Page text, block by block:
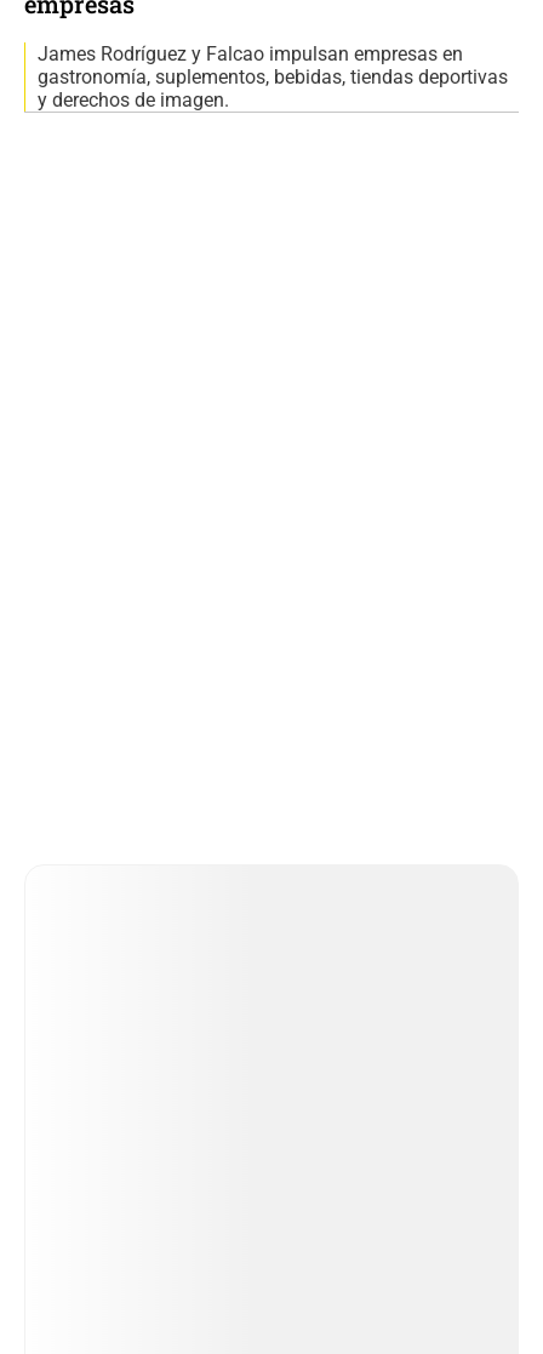
James Rodríguez y Falcao impulsan empresas en
gastronomía, suplementos, bebidas, tiendas deportivas
y derechos de imagen.